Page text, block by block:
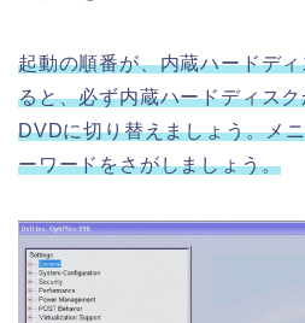
起動の順番が、内蔵ハードデ
ると、必ず内蔵ハードディス
DVDに切り替えましょう。メ
ーワードをさがしましょう。